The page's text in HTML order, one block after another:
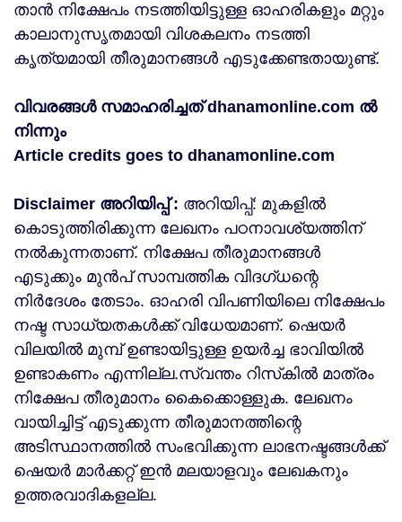
താന്‍ നിക്ഷേപം നടത്തിയിട്ടുള്ള ഓഹരികളും മറ്റും
കാലാനുസൃതമായി വിശകലനം നടത്തി
കൃത്യമായി തീരുമാനങ്ങള്‍ എടുക്കേണ്ടതായുണ്ട്.
വിവരങ്ങൾ സമാഹരിച്ചത് dhanamonline.com ൽ
നിന്നും
Article credits goes to dhanamonline.com
Disclaimer അറിയിപ്പ് : അറിയിപ്പ്: മുകളില്‍
കൊടുത്തിരിക്കുന്ന ലേഖനം പഠനാവശ്യത്തിന്
നൽകുന്നതാണ്. നിക്ഷേപ തീരുമാനങ്ങള്‍
എടുക്കും മുന്‍പ് സാമ്പത്തിക വിദഗ്ധന്റെ
നിര്‍ദേശം തേടാം. ഓഹരി വിപണിയിലെ നിക്ഷേപം
നഷ്ട സാധ്യതകള്‍ക്ക് വിധേയമാണ്. ഷെയർ
വിലയിൽ മുമ്പ് ഉണ്ടായിട്ടുള്ള ഉയർച്ച ഭാവിയിൽ
ഉണ്ടാകണം എന്നില്ല.സ്വന്തം റിസ്‌കില്‍ മാത്രം
നിക്ഷേപ തീരുമാനം കൈക്കൊള്ളുക. ലേഖനം
വായിച്ചിട്ട് എടുക്കുന്ന തീരുമാനത്തിന്റെ
അടിസ്ഥാനത്തില്‍ സംഭവിക്കുന്ന ലാഭനഷ്ടങ്ങള്‍ക്ക്
ഷെയർ മാർക്കറ്റ് ഇൻ മലയാളവും ലേഖകനും
ഉത്തരവാദികളല്ല.